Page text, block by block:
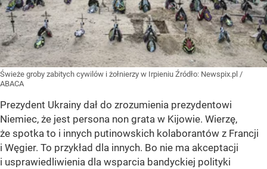
Świeże groby zabitych cywilów i żołnierzy w Irpieniu Źródło: Newspix.pl /
ABACA
Prezydent Ukrainy dał do zrozumienia prezydentowi
Niemiec, że jest persona non grata w Kijowie. Wierzę,
że spotka to i innych putinowskich kolaborantów z Francji
i Węgier. To przykład dla innych. Bo nie ma akceptacji
i usprawiedliwienia dla wsparcia bandyckiej polityki